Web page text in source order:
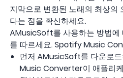
지막으로 변환된 노래의 최상의
다는 점을 확신하세요.
AMusicSoft를 사용하는 방법에
를 따르세요. Spotify Music
먼저 AMusicSoft를 다운로
Music Converter이 애플리